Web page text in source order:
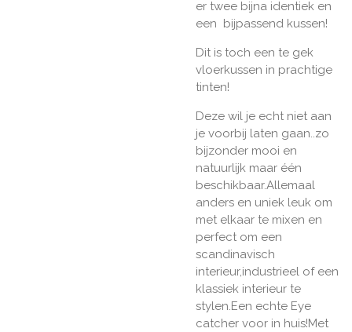
er twee bijna identiek en
een bijpassend kussen!
Dit is toch een te gek
vloerkussen in prachtige
tinten!
Deze wil je echt niet aan
je voorbij laten gaan..zo
bijzonder mooi en
natuurlijk maar één
beschikbaar.Allemaal
anders en uniek leuk om
met elkaar te mixen en
perfect om een
scandinavisch
interieur,industrieel of een
klassiek interieur te
stylen.Een echte Eye
catcher voor in huis!Met